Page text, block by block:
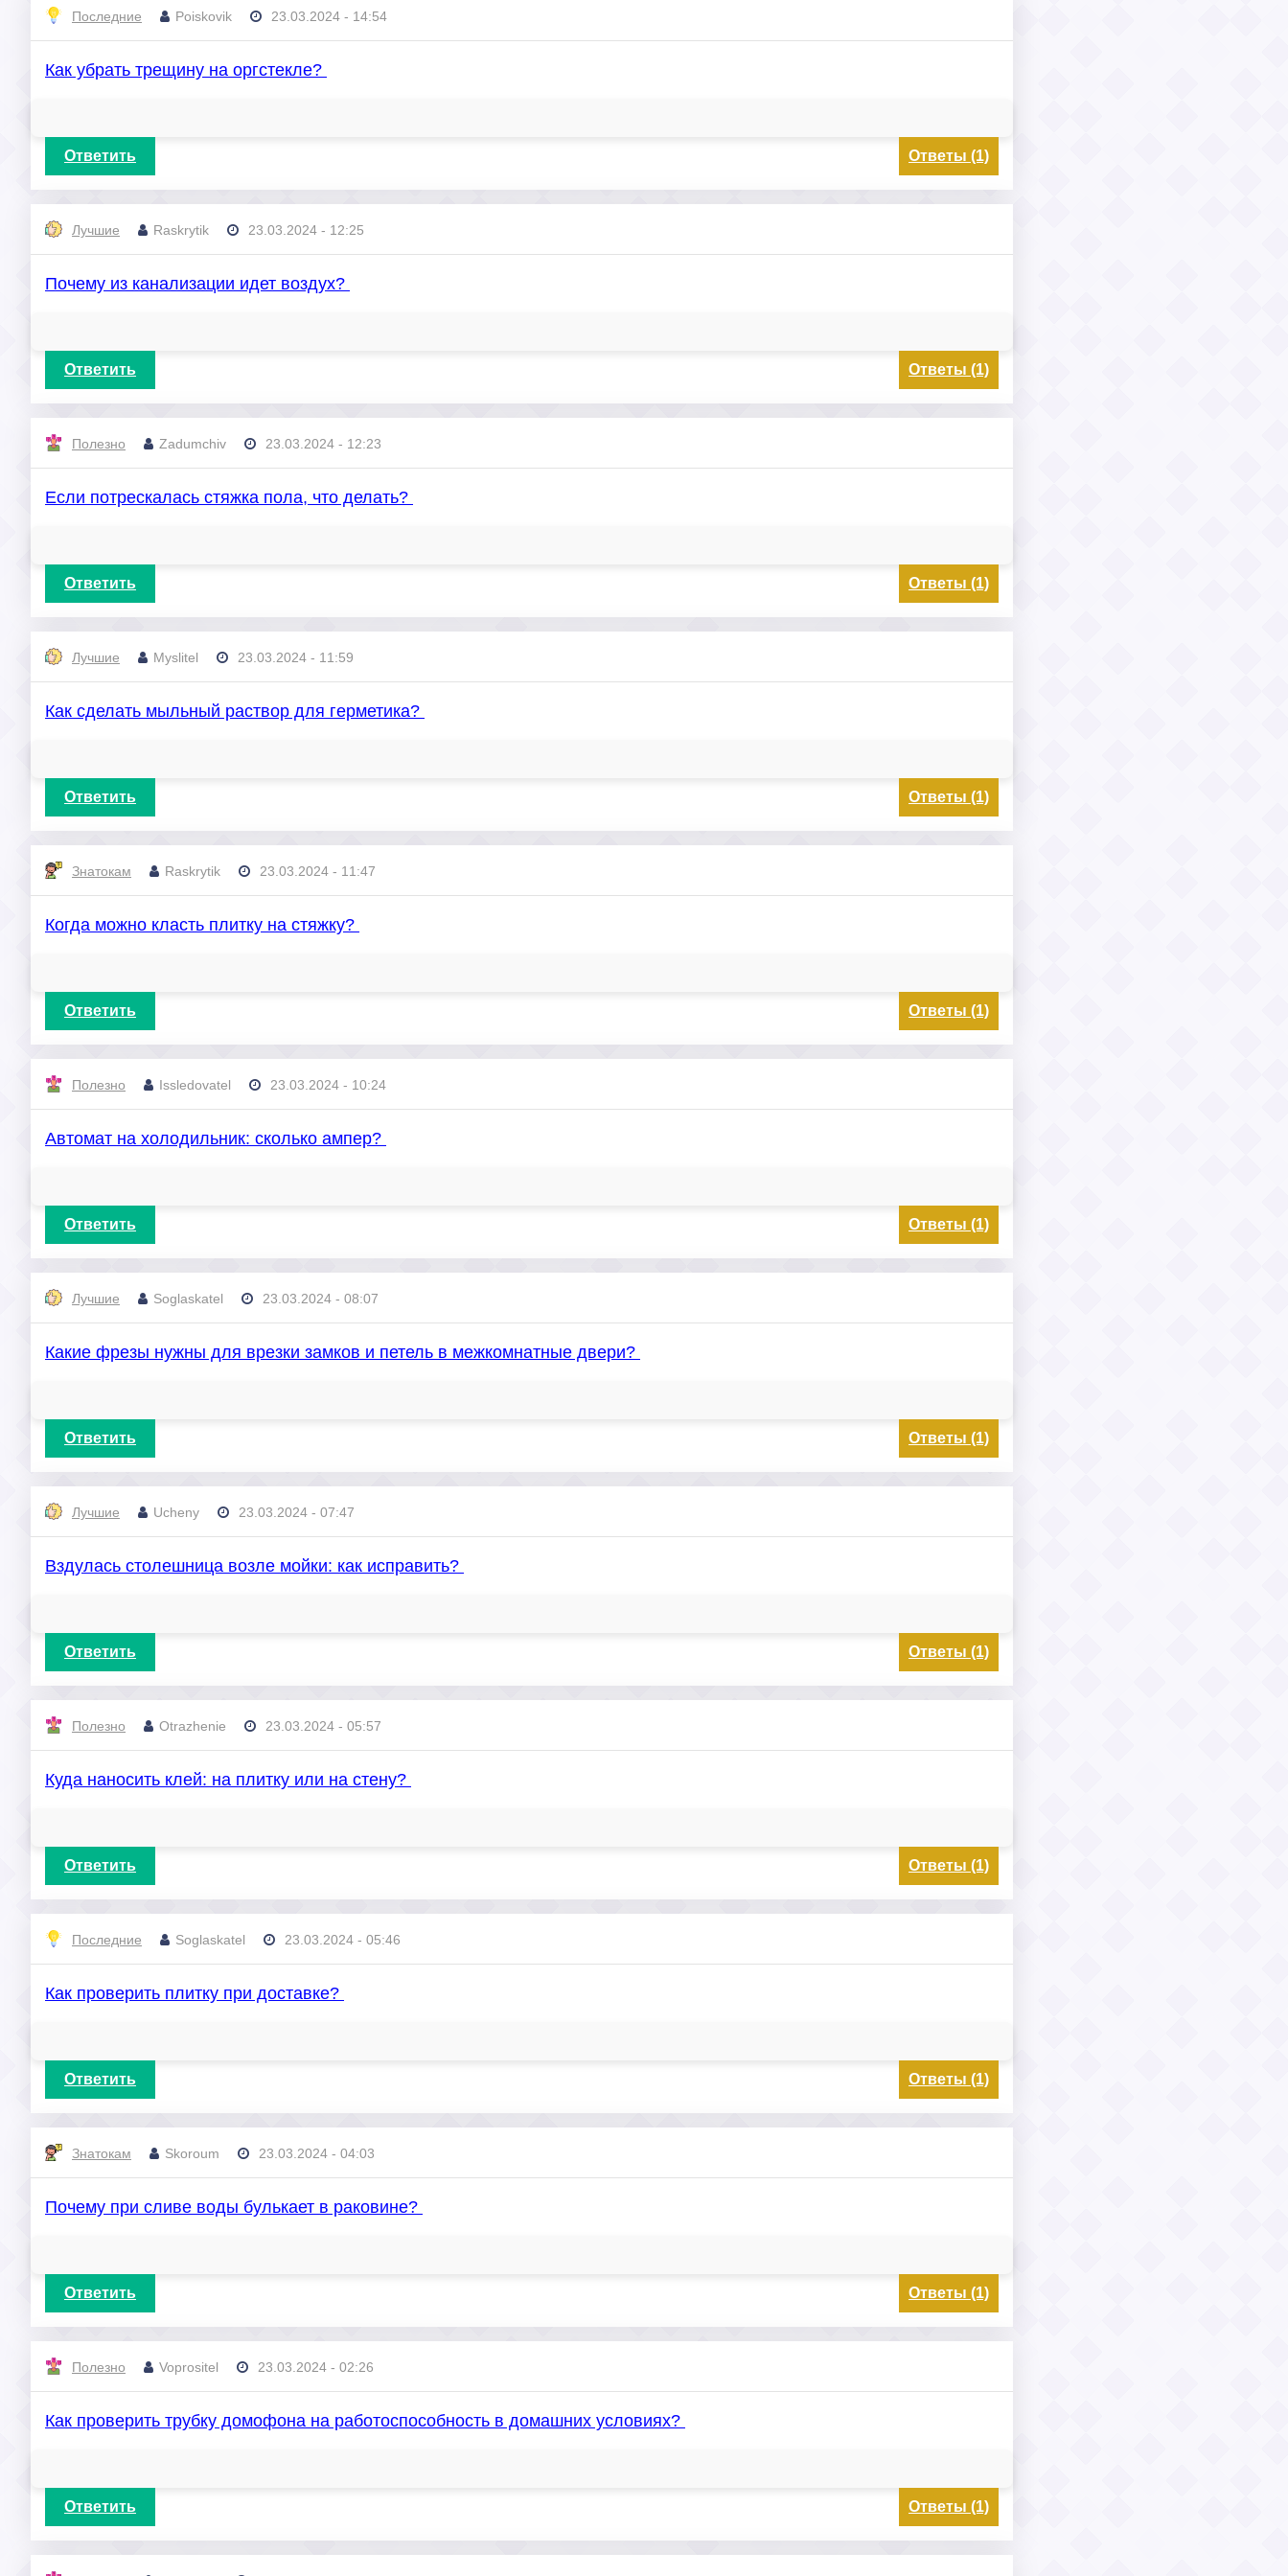
Последние Poiskovik 23.03.2024 - 14:54
Как убрать трещину на оргстекле?
Ответить Ответы (1)
Лучшие Raskrytik 23.03.2024 - 12:25
Почему из канализации идет воздух?
Ответить Ответы (1)
Полезно Zadumchiv 23.03.2024 - 12:23
Если потрескалась стяжка пола, что делать?
Ответить Ответы (1)
Лучшие Myslitel 23.03.2024 - 11:59
Как сделать мыльный раствор для герметика?
Ответить Ответы (1)
Знатокам Raskrytik 23.03.2024 - 11:47
Когда можно класть плитку на стяжку?
Ответить Ответы (1)
Полезно Issledovatel 23.03.2024 - 10:24
Автомат на холодильник: сколько ампер?
Ответить Ответы (1)
Лучшие Soglaskatel 23.03.2024 - 08:07
Какие фрезы нужны для врезки замков и петель в межкомнатные двери?
Ответить Ответы (1)
Лучшие Ucheny 23.03.2024 - 07:47
Вздулась столешница возле мойки: как исправить?
Ответить Ответы (1)
Полезно Otrazhenie 23.03.2024 - 05:57
Куда наносить клей: на плитку или на стену?
Ответить Ответы (1)
Последние Soglaskatel 23.03.2024 - 05:46
Как проверить плитку при доставке?
Ответить Ответы (1)
Знатокам Skoroum 23.03.2024 - 04:03
Почему при сливе воды булькает в раковине?
Ответить Ответы (1)
Полезно Voprositel 23.03.2024 - 02:26
Как проверить трубку домофона на работоспособность в домашних условиях?
Ответить Ответы (1)